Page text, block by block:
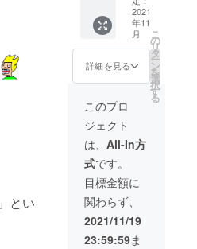
とい
リーサ
イズ 身
丈:77 身
幅58 肩
幅52 袖
丈64 脇
仕様:丸
胴仕様
Unleas
h 第2弾
グレー
ロンＴ
2021
年11
月
詳細を見る
こ
の
リ
タ
ー
ン
を
選
択
す
る
このプロ
ジェクト
は、 All-In方
式です。
目標金額に
関わらず、
2021/11/19
23:59:59ま